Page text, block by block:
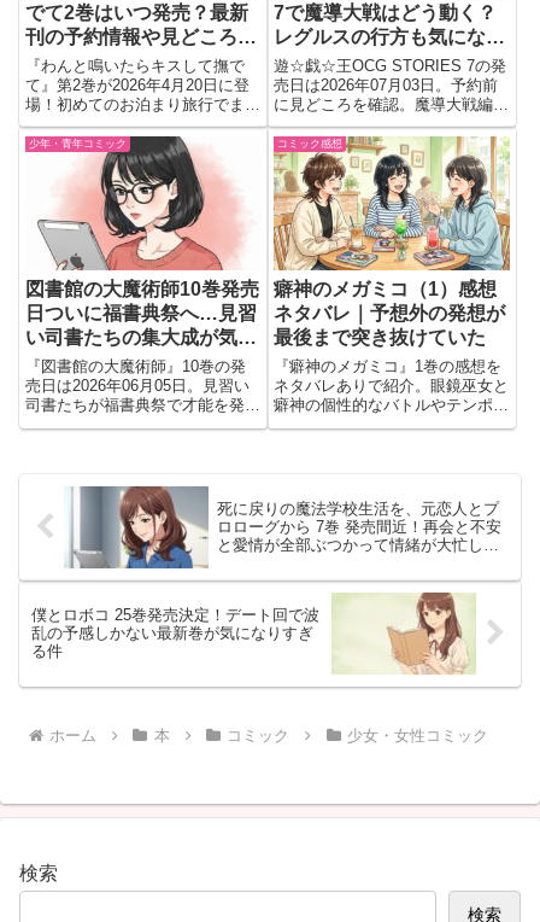
でて2巻はいつ発売？最新
刊の予約情報や見どころを
徹底紹介
『わんと鳴いたらキスして撫で
て』第2巻が2026年4月20日に登
場！初めてのお泊まり旅行でまさ
かの嫉妬＆連絡不通に！？ハヤテ
と碧の恋の試練が描かれる最新刊
の魅力を徹底紹介。初期シリーズ
だから今から追いつきたい人にも
ぴったりの1冊です。
7で魔導大戦はどう動く？
レグルスの行方も気にな
る…
遊☆戯☆王OCG STORIES 7の発
売日は2026年07月03日。予約前
に見どころを確認。魔導大戦編の
続きとしてレグルスやヴェールの
動向が気になる最新巻。新章から
追う価値があるか紹介。
少年・青年コミック
図書館の大魔術師10巻発売
日ついに福書典祭へ…見習
い司書たちの集大成が気に
なる
『図書館の大魔術師』10巻の発
売日は2026年06月05日。見習い
司書たちが福書典祭で才能を発揮
する注目巻。予約前に知りたい見
コミック感想
癖神のメガミコ（1）感想
ネタバレ｜予想外の発想が
最後まで突き抜けていた
『癖神のメガミコ』1巻の感想を
ネタバレありで紹介。眼鏡巫女と
癖神の個性的なバトルやテンポ抜
群のギャグ、印象に残ったキャラ
死に戻りの魔法学校生活を、元恋人とプ
ロローグから 7巻 発売間近！再会と不安
と愛情が全部ぶつかって情緒が大忙し☔
僕とロボコ 25巻発売決定！デート回で波
乱の予感しかない最新巻が気になりすぎ
る件
ホーム 本 コミック 少女・女性コミック
検索
検索